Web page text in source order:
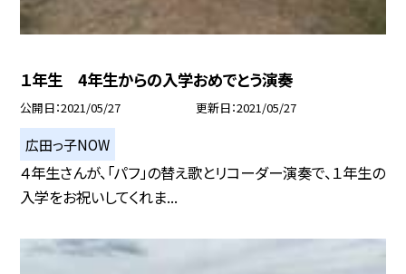
１年生 4年生からの入学おめでとう演奏
公開日 2021/05/27 更新日 2021/05/27
広田っ子NOW
４年生さんが、「パフ」の替え歌とリコーダー演奏で、１年生の
入学をお祝いしてくれま...